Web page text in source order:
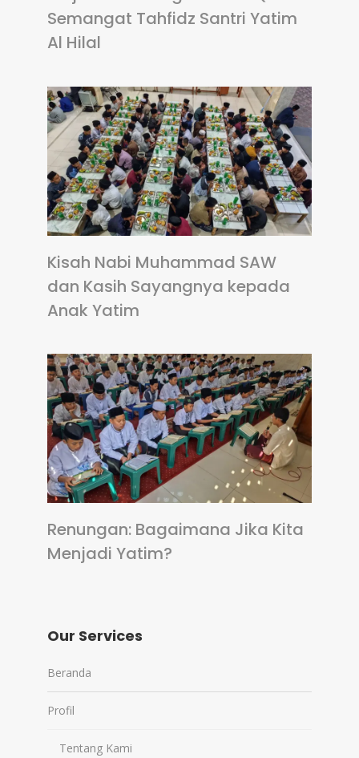
Semangat Tahfidz Santri Yatim
Al Hilal
Kisah Nabi Muhammad SAW
dan Kasih Sayangnya kepada
Anak Yatim
Renungan: Bagaimana Jika Kita
Menjadi Yatim?
Our Services
Beranda
Profil
Tentang Kami